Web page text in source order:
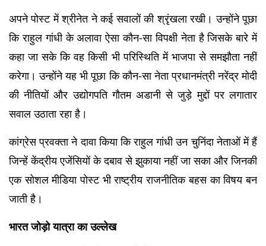
अपने पोस्ट में श्रीनेत ने कई सवालों की श्रृंखला रखी। उन्होंने पूछा
कि राहुल गांधी के अलावा ऐसा कौन-सा विपक्षी नेता है जिसके बारे में
कहा जा सके कि वह किसी भी परिस्थिति में भाजपा से समझौता नहीं
करेगा। उन्होंने यह भी पूछा कि कौन-सा नेता प्रधानमंत्री नरेंद्र मोदी
की नीतियों और उद्योगपति गौतम अडानी से जुड़े मुद्दों पर लगातार
सवाल उठाता रहा है।
कांग्रेस प्रवक्ता ने दावा किया कि राहुल गांधी उन चुनिंदा नेताओं में हैं
जिन्हें केंद्रीय एजेंसियों के दबाव से झुकाया नहीं जा सका और जिनकी
एक सोशल मीडिया पोस्ट भी राष्ट्रीय राजनीतिक बहस का विषय बन
जाती है।
भारत जोड़ो यात्रा का उल्लेख